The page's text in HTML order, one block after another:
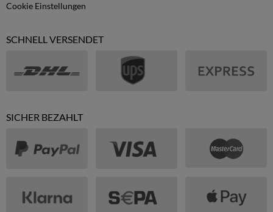
Cookie Einstellungen
SCHNELL VERSENDET
SICHER BEZAHLT